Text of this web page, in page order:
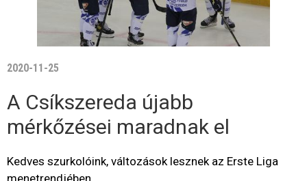
2020-11-25
A Csíkszereda újabb
mérkőzései maradnak el
Kedves szurkolóink, változások lesznek az Erste Liga